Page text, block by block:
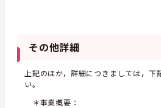
その他詳細
上記のほか，詳細につきましては，下
い。
＊事業概要：